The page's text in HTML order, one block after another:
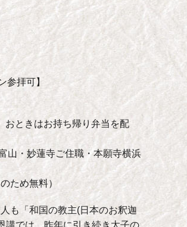
参拝可】
きはお持ち帰り弁当を配
・妙蓮寺ご住職・本願寺横浜
ため無料）
も「和国の教主(日本のお釈迦
講では、昨年に引き続き太子の